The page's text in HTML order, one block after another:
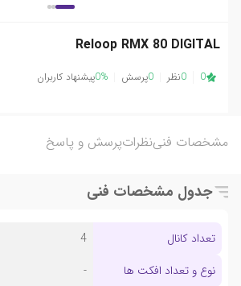
Reloop RMX 80 DIGITAL
0
0نظر 0پرسش 0%پیشنهاد کاربران
مشخصات فنینظراتپرسش و پاسخ
جدول مشخصات فنی
تعداد کانال
4
نوع و تعداد افکت ها
-